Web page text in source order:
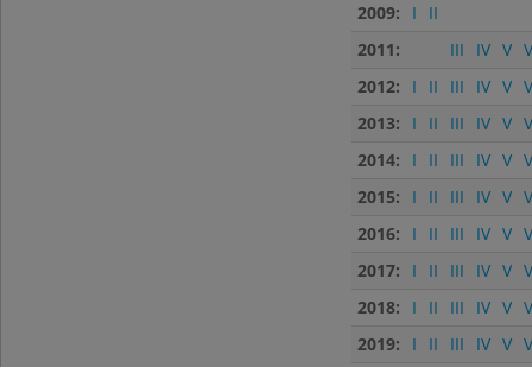
2009:
I
II
2011:
III IV V
2012:
I II III IV V
2013:
I II III IV V
2014:
I II III IV V
2015:
I II III IV V
2016:
I II III IV V
2017:
I II III IV V
2018:
I II III IV V
2019:
I II III IV V